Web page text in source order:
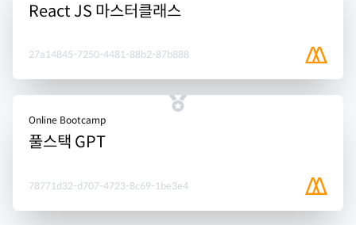
React JS 마스터클래스
27a14845-7250-4481-88b2-87b888
Online Bootcamp
풀스택 GPT
78771d32-d707-4723-8c69-1be3e4